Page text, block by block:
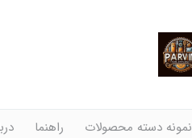
نمونه دسته محصولات راهنما